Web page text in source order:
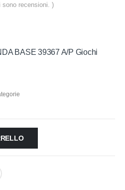
sono recensioni. )
BASE 39367 A/P Giochi